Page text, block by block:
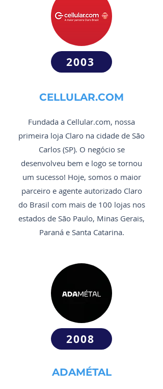
2003
CELLULAR.COM
Fundada a Cellular.com, nossa
primeira loja Claro na cidade de São
Carlos (SP). O negócio se
desenvolveu bem e logo se tornou
um sucesso! Hoje, somos o maior
parceiro e agente autorizado Claro
do Brasil com mais de 100 lojas nos
estados de São Paulo, Minas Gerais,
Paraná e Santa Catarina.
2008
ADAMÉTAL